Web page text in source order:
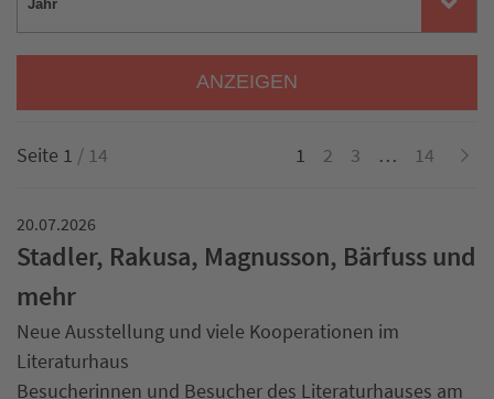
ANZEIGEN
Seite 1 / 14 1 2 3 … 14
20.07.2026
Stadler, Rakusa, Magnusson, Bärfuss und
mehr
Neue Ausstellung und viele Kooperationen im
Literaturhaus
Besucherinnen und Besucher des Literaturhauses am